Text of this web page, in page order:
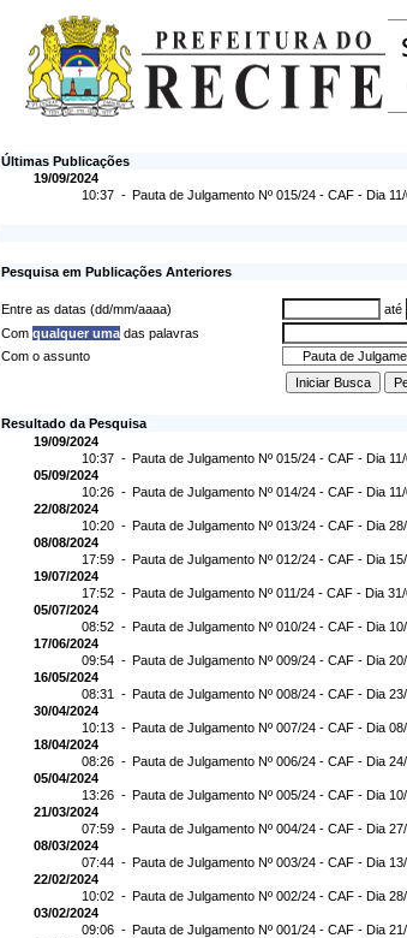
Últimas Publicações
19/09/2024
10:37 - Pauta de Julgamento Nº 015/24 - CAF - Dia
Pesquisa em Publicações Anteriores
Entre as datas (dd/mm/aaaa)
até
Com qualquer uma das palavras
Com o assunto
Resultado da Pesquisa
19/09/2024
10:37 - Pauta de Julgamento Nº 015/24 - CAF - Dia
05/09/2024
10:26 - Pauta de Julgamento Nº 014/24 - CAF - Dia
22/08/2024
10:20 - Pauta de Julgamento Nº 013/24 - CAF - Dia
08/08/2024
17:59 - Pauta de Julgamento Nº 012/24 - CAF - Dia
19/07/2024
17:52 - Pauta de Julgamento Nº 011/24 - CAF - Dia
05/07/2024
08:52 - Pauta de Julgamento Nº 010/24 - CAF - Dia
17/06/2024
09:54 - Pauta de Julgamento Nº 009/24 - CAF - Dia
16/05/2024
08:31 - Pauta de Julgamento Nº 008/24 - CAF - Dia
30/04/2024
10:13 - Pauta de Julgamento Nº 007/24 - CAF - Dia
18/04/2024
08:26 - Pauta de Julgamento Nº 006/24 - CAF - Dia
05/04/2024
13:26 - Pauta de Julgamento Nº 005/24 - CAF - Dia
21/03/2024
07:59 - Pauta de Julgamento Nº 004/24 - CAF - Dia
08/03/2024
07:44 - Pauta de Julgamento Nº 003/24 - CAF - Dia
22/02/2024
10:02 - Pauta de Julgamento Nº 002/24 - CAF - Dia
03/02/2024
09:06 - Pauta de Julgamento Nº 001/24 - CAF - Dia